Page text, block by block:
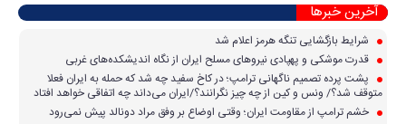
آخرین خبرها
شرایط بازگشایی تنگه هرمز اعلام شد
قدرت موشکی و پهپادی نیرو‌های مسلح ایران از نگاه اندیشکده‌های غربی
پشت پرده تصمیم ناگهانی ترامپ؛ در کاخ سفید چه شد که حمله به ایران فعلا
متوقف شد؟/ ونس و کین از چه چیز نگرانند؟/ایران می‌داند چه اتفاقی خواهد افتاد
خشم ترامپ از مقاومت ایران؛ وقتی اوضاع بر وفق مراد دونالد پیش نمی‌رود